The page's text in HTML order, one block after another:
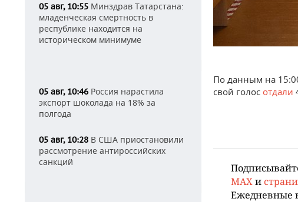
05 авг, 10:55 Минздрав Татарстана:
младенческая смертность в
республике находится на
историческом минимуме
05 авг, 10:46 Россия нарастила
экспорт шоколада на 18% за
полгода
05 авг, 10:28 В США приостановили
рассмотрение антироссийских
санкций
По данным на
свой голос отдали
MAXи
Ежедневные